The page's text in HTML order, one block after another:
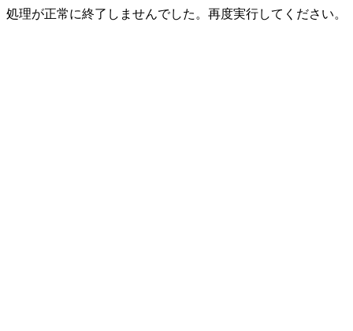
処理が正常に終了しませんでした。再度実行してください。